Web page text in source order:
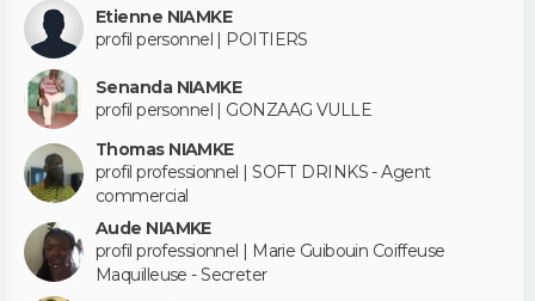
Etienne NIAMKE
profil personnel | POITIERS
Senanda NIAMKE
profil personnel | GONZAAG VULLE
Thomas NIAMKE
profil professionnel | SOFT DRINKS - Agent
commercial
Aude NIAMKE
profil professionnel | Marie Guibouin Coiffeuse
Maquilleuse - Secreter